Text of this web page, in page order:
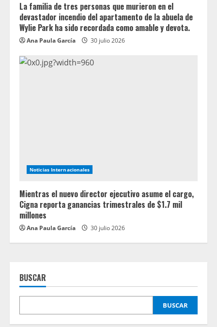
La familia de tres personas que murieron en el
devastador incendio del apartamento de la abuela de
Wylie Park ha sido recordada como amable y devota.
Ana Paula García 30 julio 2026
Noticias Internacionales
Mientras el nuevo director ejecutivo asume el cargo,
Cigna reporta ganancias trimestrales de $1.7 mil
millones
Ana Paula García 30 julio 2026
BUSCAR
BUSCAR